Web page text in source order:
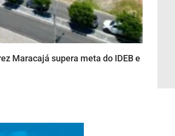
Maracajá supera meta do IDEB e